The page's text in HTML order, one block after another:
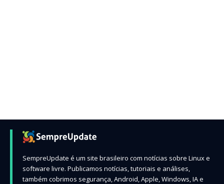
SempreUpdate é um site brasileiro com notícias sobre Linux e
software livre. Publicamos notícias, tutoriais e análises,
também cobrimos segurança, Android, Apple, Windows, IA e